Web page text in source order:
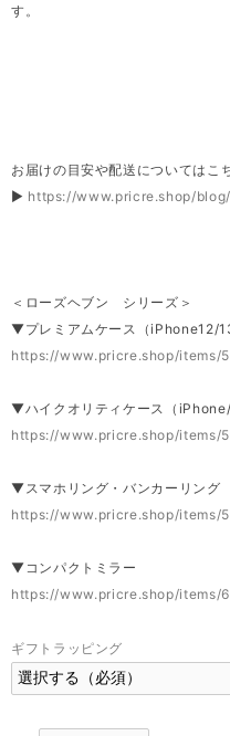
す。
お届けの目安や配送についてはこ
▶ https://www.pricre.shop/
＜ローズヘブン シリーズ＞
▼プレミアムケース（iPhone12/
https://www.pricre.shop/items/
▼ハイクオリティケース（iPhone/
https://www.pricre.shop/items/
▼スマホリング・バンカーリング
https://www.pricre.shop/items/
▼コンパクトミラー
https://www.pricre.shop/items/
ギフトラッピング